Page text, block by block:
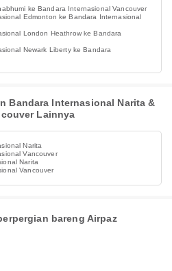
ke Bandara Internasional Vancouver
Edmonton ke Bandara Internasional
London Heathrow ke Bandara
Newark Liberty ke Bandara
Bandara Internasional Narita &
Lainnya
Narita
Vancouver
Narita
Vancouver
bareng Airpaz